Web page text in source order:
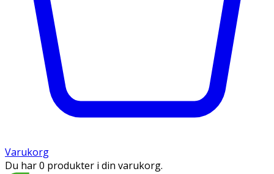
Varukorg
Du har 0 produkter i din varukorg.